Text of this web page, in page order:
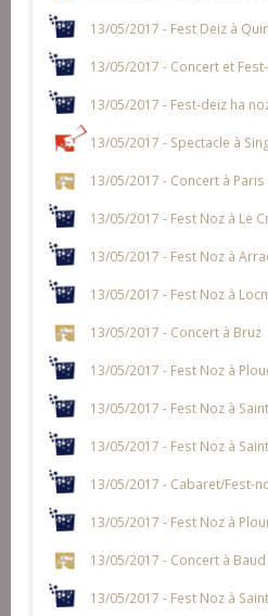
13/05/2017 - Fest Deiz à
13/05/2017 - Concert et
13/05/2017 - Fest-deiz ha
13/05/2017 - Spectacle à
13/05/2017 - Concert à Paris
13/05/2017 - Fest Noz à Le
13/05/2017 - Fest Noz à
13/05/2017 - Fest Noz à
13/05/2017 - Concert à Bruz
13/05/2017 - Fest Noz à
13/05/2017 - Fest Noz à
13/05/2017 - Fest Noz à
13/05/2017 - Cabaret/Fest-
13/05/2017 - Fest Noz à
13/05/2017 - Concert à Baud
13/05/2017 - Fest Noz à